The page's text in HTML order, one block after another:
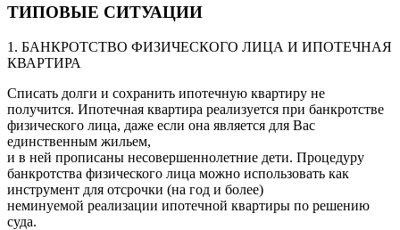
ТИПОВЫЕ СИТУАЦИИ
1. БАНКРОТСТВО ФИЗИЧЕСКОГО ЛИЦА И ИПОТЕЧНАЯ
КВАРТИРА
Списать долги и сохранить ипотечную квартиру не
получится. Ипотечная квартира реализуется при банкротстве
физического лица, даже если она является для Вас
единственным жильем,
и в ней прописаны несовершеннолетние дети. Процедуру
банкротства физического лица можно использовать как
инструмент для отсрочки (на год и более)
неминуемой реализации ипотечной квартиры по решению
суда.